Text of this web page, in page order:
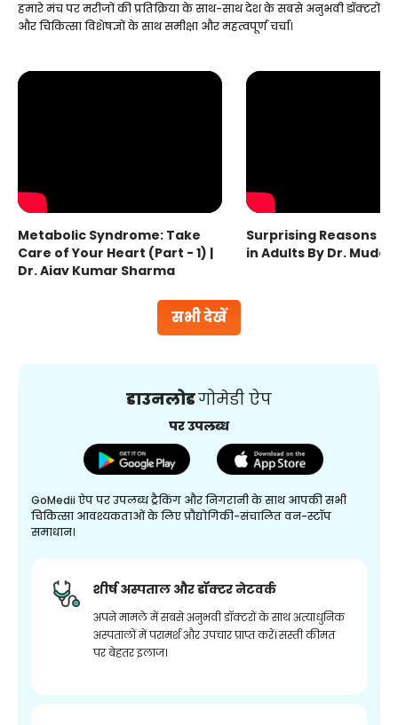
सभी देखें
हमारे मंच पर मरीजों की प्रतिक्रिया के साथ-साथ देश के सबसे अनुभवी डॉक्टरों
और चिकित्सा विशेषज्ञों के साथ समीक्षा और महत्वपूर्ण चर्चा।
Metabolic Syndrome: Take
Care of Your Heart (Part - 1) |
Dr. Ajay Kumar Sharma
Surprising Reasons
in Adults By Dr.
डाउनलोडगोमेडी ऐप
पर उपलब्ध
GoMedii ऐप पर उपलब्ध ट्रैकिंग और निगरानी के साथ आपकी सभी
चिकित्सा आवश्यकताओं के लिए प्रौद्योगिकी-संचालित वन-स्टॉप
समाधान।
शीर्ष अस्पताल और डॉक्टर नेटवर्क
अपने मामले में सबसे अनुभवी डॉक्टरों के साथ अत्याधुनिक
अस्पतालों में परामर्श और उपचार प्राप्त करें। सस्ती कीमत
पर बेहतर इलाज।